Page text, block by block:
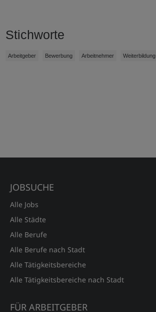
Stichworte
Arbeitgeber Bewerbung Arbeitnehmer Weiterbildung
JOBSUCHE
Alle Jobs
Alle Städte
Alle Berufe
Alle Berufe nach Stadt
Alle Tätigkeitsbereiche
Alle Tätigkeitsbereiche nach Stadt
FÜR ARBEITGEBER